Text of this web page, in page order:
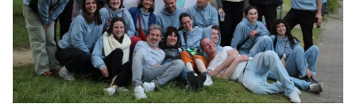
Journal Vénerie- version papier
Newsletter